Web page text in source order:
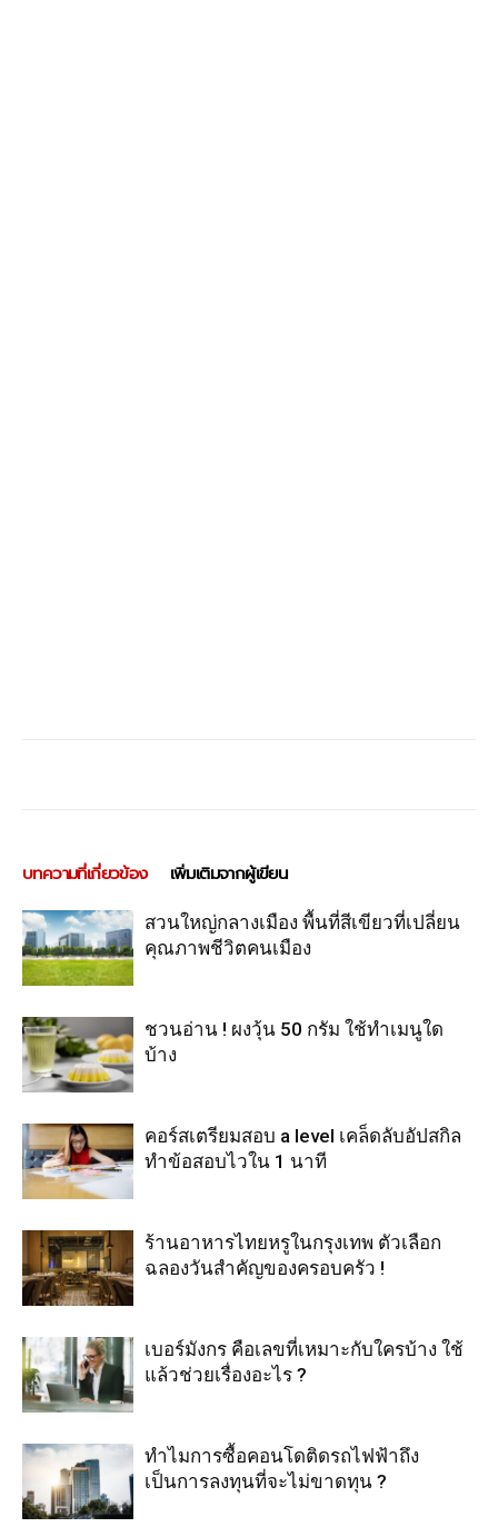
บทความที่เกี่ยวข้อง เพิ่มเติมจากผู้เขียน
สวนใหญ่กลางเมือง พื้นที่สีเขียวที่เปลี่ยน
คุณภาพชีวิตคนเมือง
ชวนอ่าน ! ผงวุ้น 50 กรัม ใช้ทำเมนูใด
บ้าง
คอร์สเตรียมสอบ a level เคล็ดลับอัปสกิล
ทำข้อสอบไวใน 1 นาที
ร้านอาหารไทยหรูในกรุงเทพ ตัวเลือก
ฉลองวันสำคัญของครอบครัว !
เบอร์มังกร คือเลขที่เหมาะกับใครบ้าง ใช้
แล้วช่วยเรื่องอะไร ?
ทำไมการซื้อคอนโดติดรถไฟฟ้าถึง
เป็นการลงทุนที่จะไม่ขาดทุน ?